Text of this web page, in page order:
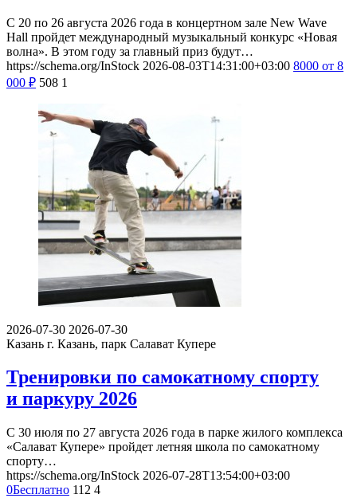
С 20 по 26 августа 2026 года в концертном зале New Wave
Hall пройдет международный музыкальный конкурс «Новая
волна». В этом году за главный приз будут…
https://schema.org/InStock 2026-08-03T14:31:00+03:00 8000 от 8
000 ₽ 508 1
2026-07-30 2026-07-30
Казань г. Казань, парк Салават Купере
Тренировки по самокатному спорту
и паркуру 2026
С 30 июля по 27 августа 2026 года в парке жилого комплекса
«Салават Купере» пройдет летняя школа по самокатному
спорту…
https://schema.org/InStock 2026-07-28T13:54:00+03:00
0Бесплатно 112 4